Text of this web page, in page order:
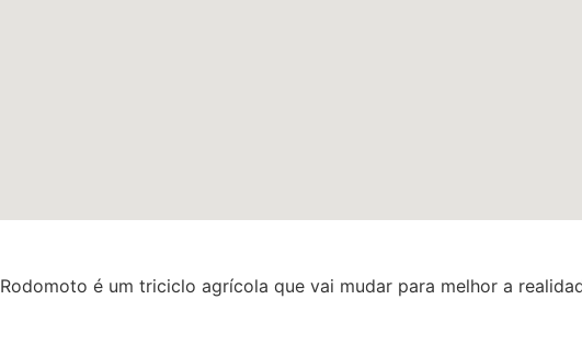
Rodomoto é um triciclo agrícola que vai mudar para melhor a